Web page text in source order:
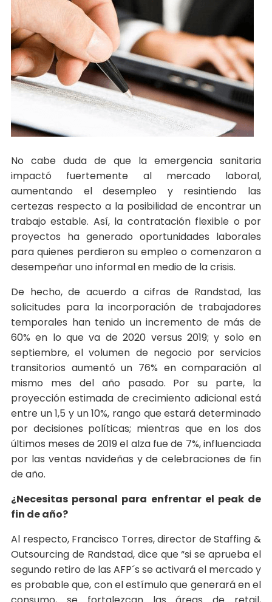
No cabe duda de que la emergencia sanitaria
impactó fuertemente al mercado laboral,
aumentando el desempleo y resintiendo las
certezas respecto a la posibilidad de encontrar un
trabajo estable. Así, la contratación flexible o por
proyectos ha generado oportunidades laborales
para quienes perdieron su empleo o comenzaron a
desempeñar uno informal en medio de la crisis.
De hecho, de acuerdo a cifras de Randstad, las
solicitudes para la incorporación de trabajadores
temporales han tenido un incremento de más de
60% en lo que va de 2020 versus 2019; y solo en
septiembre, el volumen de negocio por servicios
transitorios aumentó un 76% en comparación al
mismo mes del año pasado. Por su parte, la
proyección estimada de crecimiento adicional está
entre un 1,5 y un 10%, rango que estará determinado
por decisiones políticas; mientras que en los dos
últimos meses de 2019 el alza fue de 7%, influenciada
por las ventas navideñas y de celebraciones de fin
de año.
¿Necesitas personal para enfrentar el peak de
fin de año?
Al respecto, Francisco Torres, director de Staffing &
Outsourcing de Randstad, dice que “si se aprueba el
segundo retiro de las AFP´s se activará el mercado y
es probable que, con el estímulo que generará en el